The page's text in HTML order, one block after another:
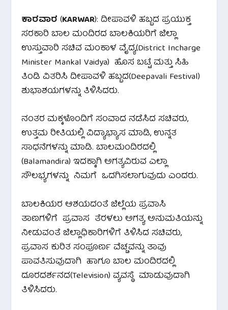
ಕಾರವಾರ (KARWAR): ದೀಪಾವಳಿ ಹಬ್ಬದ ಪ್ರಯುಕ್ತ
ಸರಕಾರಿ ಬಾಲ ಮಂದಿರದ ಬಾಲಕಿಯರಿಗೆ ಜಿಲ್ಲಾ
ಉಸ್ತುವಾರಿ ಸಚಿವ ಮಂಕಾಳ ವೈದ್ಯ(District Incharge
Minister Mankal Vaidya) ಹೊಸ ಬಟ್ಟೆ ಮತ್ತು ಸಿಹಿ
ತಿಂಡಿ ವಿತರಿಸಿ ದೀಪಾವಳಿ ಹಬ್ಬದ(Deepavali Festival)
ಶುಭಾಶಯಗಳನ್ನು ತಿಳಿಸಿದರು.
ನಂತರ ಮಕ್ಕಳೊಂದಿಗೆ ಸಂವಾದ ನಡೆಸಿದ ಸಚಿವರು,
ಉತ್ತಮ ರೀತಿಯಲ್ಲಿ ವಿದ್ಯಾಭ್ಯಾಸ ಮಾಡಿ, ಉನ್ನತ
ಸಾಧನೆಗಳನ್ನು ಮಾಡಿ. ಬಾಲಮಂದಿರದಲ್ಲಿ
(Balamandira) ಇದಕ್ಕಾಗಿ ಅಗತ್ಯವಿರುವ ಎಲ್ಲಾ
ಸೌಲಭ್ಯಗಳನ್ನು ನಿಮಗೆ ಒದಗಿಸಲಾಗುವುದು ಎಂದರು.
ಬಾಲಕಿಯರ ಆಶಯದಂತೆ ಜಿಲ್ಲೆಯ ಪ್ರವಾಸಿ
ತಾಣಗಳಿಗೆ ಪ್ರವಾಸ ತೆರಳಲು ಅಗತ್ಯ ಅನುಮತಿಯನ್ನು
ನೀಡುವಂತೆ ಜಿಲ್ಲಾಧಿಕಾರಿಗಳಿಗೆ ತಿಳಿಸಿದ ಸಚಿವರು,
ಪ್ರವಾಸ ಕುರಿತ ಸಂಪೂರ್ಣ ವೆಚ್ಚವನ್ನು ತಾವು
ಪಾವತಿಸುವುದಾಗಿ ಹಾಗೂ ಬಾಲ ಮಂದಿರದಲ್ಲಿ
ದೂರದರ್ಶನದ(Television) ವ್ಯವಸ್ಥೆ ಮಾಡುವುದಾಗಿ
ತಿಳಿಸಿದರು.